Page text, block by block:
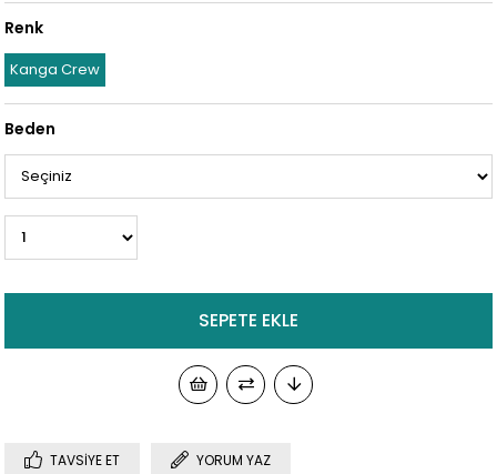
Renk
Kanga Crew
Beden
TAVSIYE ET YORUM YAZ